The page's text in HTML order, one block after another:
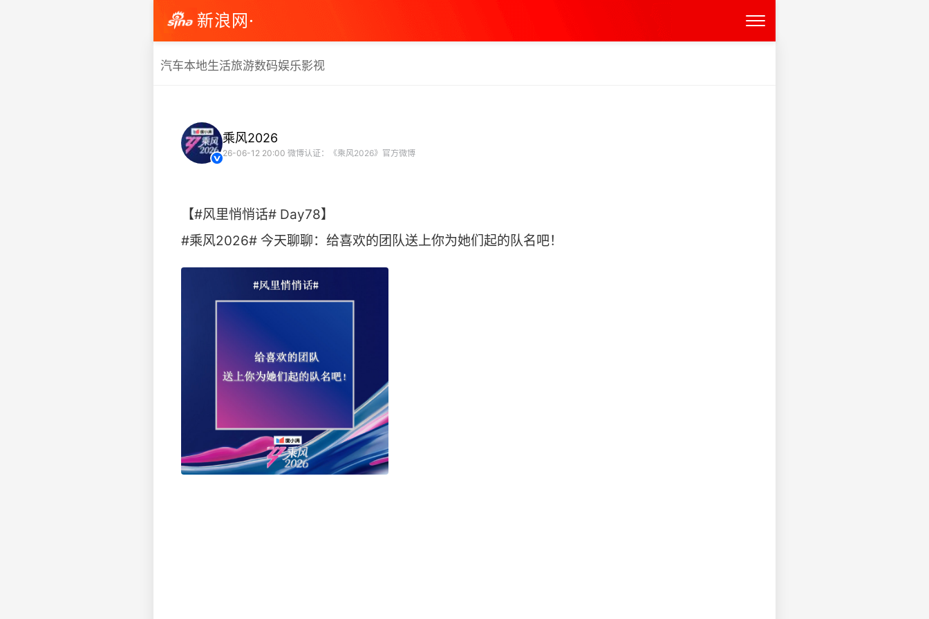
新浪网·
汽车本地生活旅游数码娱乐影视
乘风2026
26-06-12 20:00 微博认证：《乘风2026》官方微博
【#风里悄悄话# Day78】
#乘风2026# 今天聊聊：给喜欢的团队送上你为她们起的队名吧！ ​